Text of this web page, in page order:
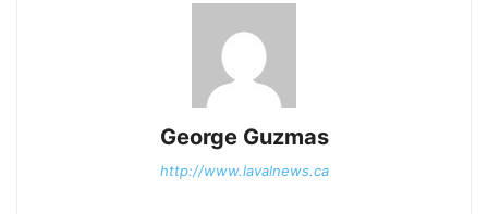
George Guzmas
http://www.lavalnews.ca